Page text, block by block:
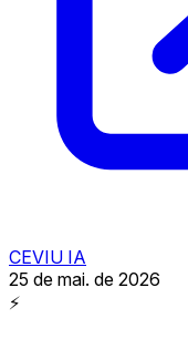
CEVIU IA
25 de mai. de 2026
⚡